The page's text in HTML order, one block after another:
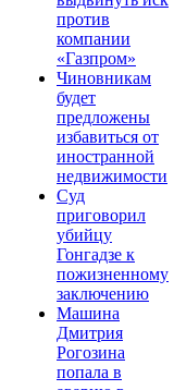
против
компании
«Газпром»
Чиновникам
будет
предложены
избавиться от
иностранной
недвижимости
Суд
приговорил
убийцу
Гонгадзе к
пожизненному
заключению
Машина
Дмитрия
Рогозина
попала в